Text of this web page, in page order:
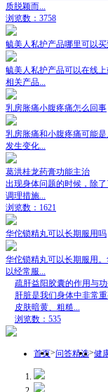
质脱颖而...
浏览数：3758
毓美人私护产品哪里可以买
毓美人私护产品可以在线
相关产品...
乳房胀痛小腹疼痛怎么回事
乳房胀痛和小腹疼痛可能
发生变化...
葛洪桂龙药膏功能主治
出现身体问题的时候，除
调理措施...
浏览数：1621
华佗锁精丸可以长期服用吗
华佗锁精丸可以长期服用
以经常服...
疏肝益阳胶囊的作用与
肝脏是我们身体中非常
皮肤暗黄、粗糙...
浏览数：535
首页>问答精选>健